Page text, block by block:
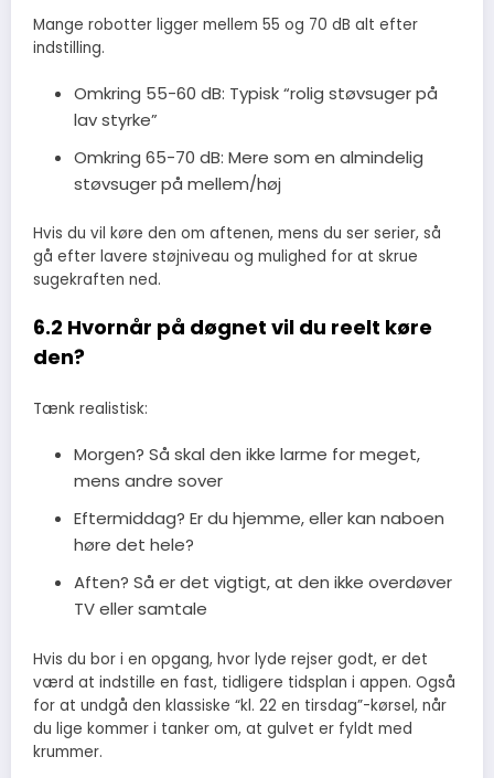
Mange robotter ligger mellem 55 og 70 dB alt efter
indstilling.
Omkring 55-60 dB: Typisk “rolig støvsuger på
lav styrke”
Omkring 65-70 dB: Mere som en almindelig
støvsuger på mellem/høj
Hvis du vil køre den om aftenen, mens du ser serier, så
gå efter lavere støjniveau og mulighed for at skrue
sugekraften ned.
6.2 Hvornår på døgnet vil du reelt køre
den?
Tænk realistisk:
Morgen? Så skal den ikke larme for meget,
mens andre sover
Eftermiddag? Er du hjemme, eller kan naboen
høre det hele?
Aften? Så er det vigtigt, at den ikke overdøver
TV eller samtale
Hvis du bor i en opgang, hvor lyde rejser godt, er det
værd at indstille en fast, tidligere tidsplan i appen. Også
for at undgå den klassiske “kl. 22 en tirsdag”-kørsel, når
du lige kommer i tanker om, at gulvet er fyldt med
krummer.